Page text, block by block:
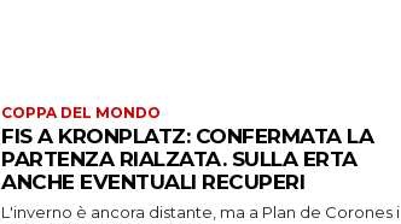
COPPA DEL MONDO
FIS A KRONPLATZ: CONFERMATA LA
PARTENZA RIALZATA. SULLA ERTA
ANCHE EVENTUALI RECUPERI
L'inverno è ancora distante, ma a Plan de Corones i